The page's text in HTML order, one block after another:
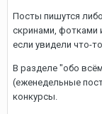
Посты пишутся
скринами, фотками
если увидели что-
В разделе "обо
(еженедельные
конкурсы.